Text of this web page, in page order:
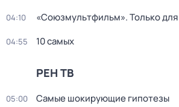
04:10 «Союзмультфильм». Только
04:55 10 самых
РЕН ТВ
05:00 Самые шoкиpующие гипотезы